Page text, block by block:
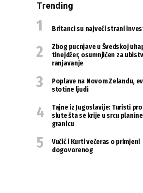
Trending
Britanci su najveći strani
Zbog pucnjave u Švedskoj
tinejdžer, osumnjičen za
ranjavanje
Poplave na Novom Zelandu,
stotine ljudi
Tajne iz Jugoslavije: Turisti
slute šta se krije u srcu
granicu
Vučić i Kurti večeras o primjeni
dogovorenog